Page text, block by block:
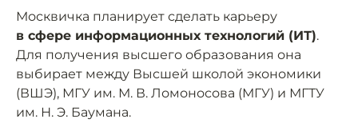
Москвичка планирует сделать карьеру
в сфере информационных технологий (ИТ).
Для получения высшего образования она
выбирает между Высшей школой экономики
(ВШЭ), МГУ им. М. В. Ломоносова (МГУ) и МГТУ
им. Н. Э. Баумана.